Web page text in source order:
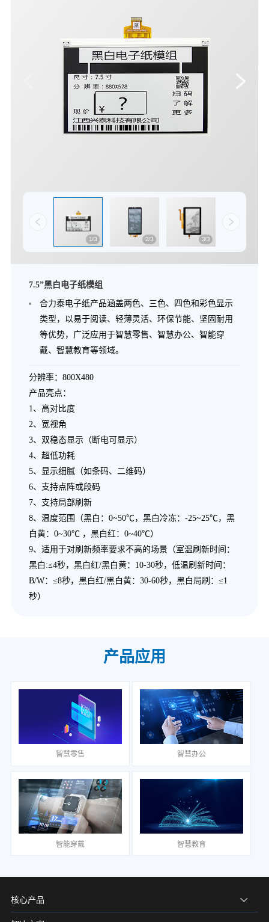
1/3 2/3 3/3
7.5”黑白电子纸模组
合力泰电子纸产品涵盖两色、三色、四色和彩色显示
类型，以易于阅读、轻薄灵活、环保节能、坚固耐用
等优势，广泛应用于智慧零售、智慧办公、智能穿
戴、智慧教育等领域。
分辨率：800X480
产品亮点：
1、高对比度
2、宽视角
3、双稳态显示（断电可显示）
4、超低功耗
5、显示细腻（如条码、二维码）
6、支持点阵或段码
7、支持局部刷新
8、温度范围（黑白：0~50℃，黑白冷冻：-25~25℃，黑
白黄：0~30℃ ，黑白红：0~40℃）
9、适用于对刷新频率要求不高的场景（室温刷新时间：
黑白:≤4秒，黑白红/黑白黄：10-30秒，低温刷新时间：
B/W：≤8秒，黑白红/黑白黄：30-60秒，黑白局刷：≤1
秒）
产品应用
智慧零售 智慧办公
智能穿戴 智慧教育
核心产品